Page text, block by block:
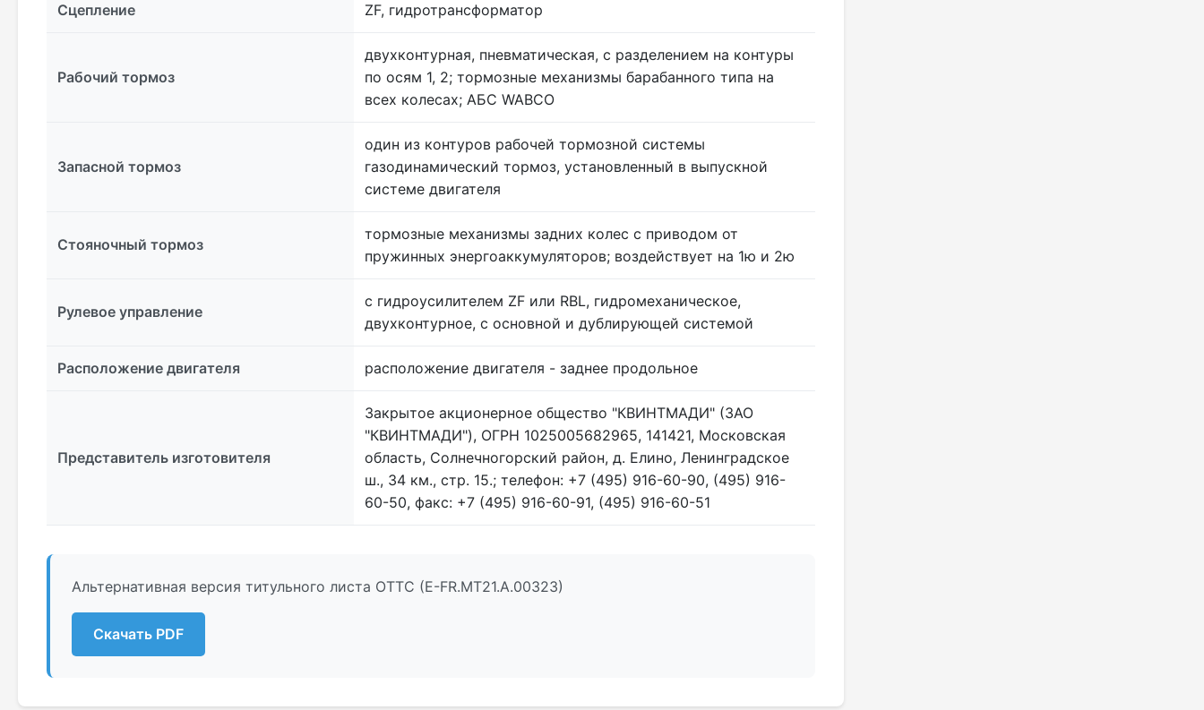
Сцепление ZF, гидротрансформатор
Рабочий тормоз
двухконтурная, пневматическая, с разделением на контуры
по осям 1, 2; тормозные механизмы барабанного типа на
всех колесах; АБС WABCO
Запасной тормоз
один из контуров рабочей тормозной системы
газодинамический тормоз, установленный в выпускной
системе двигателя
Стояночный тормоз
тормозные механизмы задних колес с приводом от
пружинных энергоаккумуляторов; воздействует на 1ю и 2ю
Рулевое управление
с гидроусилителем ZF или RBL, гидромеханическое,
двухконтурное, с основной и дублирующей системой
Расположение двигателя расположение двигателя - заднее продольное
Представитель изготовителя
Закрытое акционерное общество "КВИНТМАДИ" (ЗАО
"КВИНТМАДИ"), ОГРН 1025005682965, 141421, Московская
область, Солнечногорский район, д. Елино, Ленинградское
ш., 34 км., стр. 15.; телефон: +7 (495) 916-60-90, (495) 916-
60-50, факс: +7 (495) 916-60-91, (495) 916-60-51
Альтернативная версия титульного листа ОТТС (E-FR.MT21.А.00323)
Скачать PDF